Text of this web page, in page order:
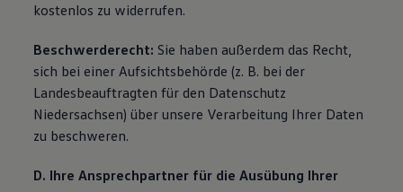
kostenlos zu widerrufen.
Beschwerderecht: Sie haben außerdem das Recht,
sich bei einer Aufsichtsbehörde (z. B. bei der
Landesbeauftragten für den Datenschutz
Niedersachsen) über unsere Verarbeitung Ihrer Daten
zu beschweren.
D. Ihre Ansprechpartner für die Ausübung Ihrer